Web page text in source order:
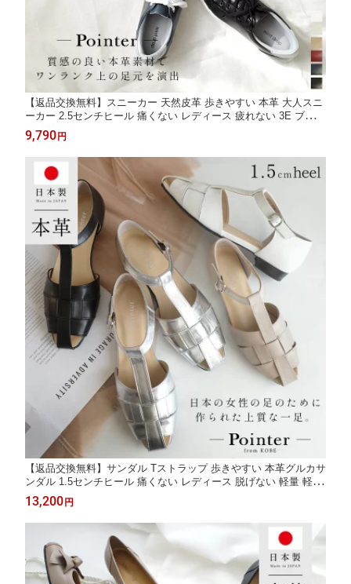
【返品交換無料】スニーカー 天然皮革 歩きやすい 本革 大人スニ
ーカー 2.5センチヒール 痛くない レディース 疲れない 3E ブラッ
ク グレー ホワイト ベージュ ネイビー 22.0 25.0 カジュアル 大き
いサイズ 小さいサイズ mintdrop ミントドロップ
9,790円
【返品交換無料】サンダル Tストラップ 歩きやすい 本革グルカサ
ンダル 1.5センチヒール 痛くない レディース 脱げない 軽量 軽い
ブラック ベージュ ホワイト シルバー 22.0 24.5 履きやすい 天然
皮革 ローヒール 3E 黒
13,200円